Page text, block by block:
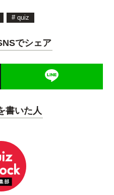
# quiz
でシェア
書いた人